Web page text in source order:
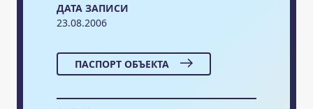
ДАТА ЗАПИСИ
23.08.2006
ПАСПОРТ ОБЪЕКТА